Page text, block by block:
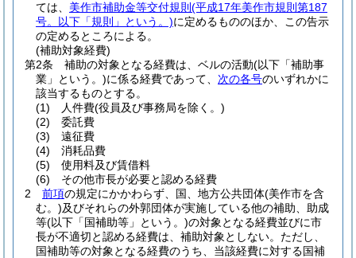
ては、 美作市補助金等交付規則 (平成17年美作市規則第187
号。以下「規則」という。)に定めるもののほか、この告示
の定めるところによる。
(補助対象経費)
第2条
補助の対象となる経費は、ベルの活動(以下「補助事
業」という。)に係る経費であって、 次の各号のいずれかに
該当するものとする。
(1)
人件費(役員及び事務局を除く。)
(2)
委託費
(3)
遠征費
(4)
消耗品費
(5)
使用料及び賃借料
(6)
その他市長が必要と認める経費
2
前項の規定にかかわらず、国、地方公共団体(美作市を含
む。)及びそれらの外郭団体が実施している他の補助、助成
等(以下「国補助等」という。)の対象となる経費並びに市
長が不適切と認める経費は、補助対象としない。 ただし、
国補助等の対象となる経費のうち、当該経費に対する国補